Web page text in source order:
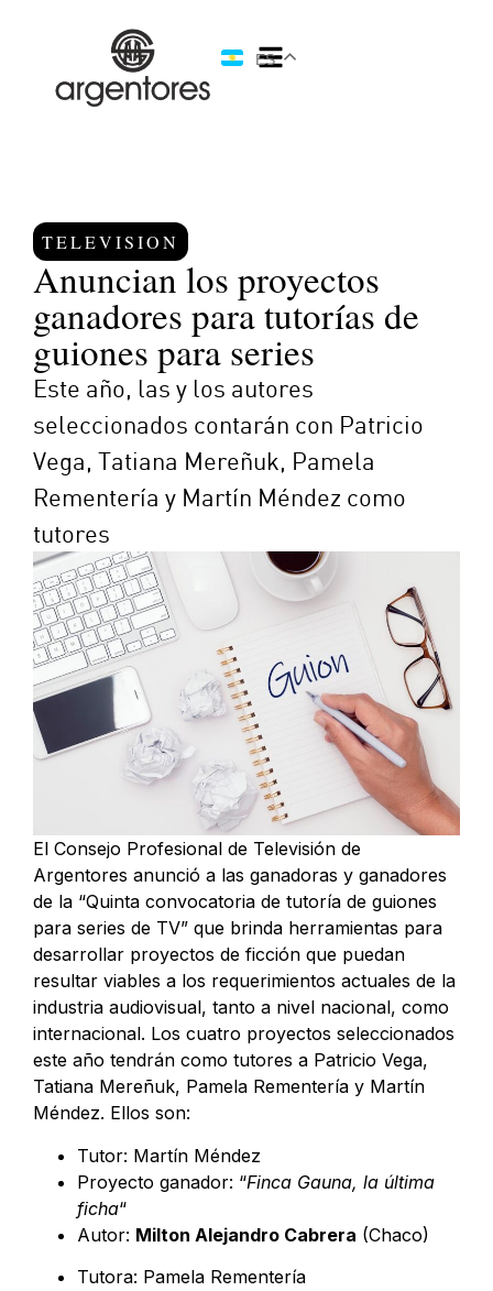
ES
TELEVISION
Anuncian los proyectos
ganadores para tutorías de
guiones para series
Este año, las y los autores
seleccionados contarán con Patricio
Vega, Tatiana Mereñuk, Pamela
Rementería y Martín Méndez como
tutores
El Consejo Profesional de Televisión de
Argentores anunció a las ganadoras y ganadores
de la “Quinta convocatoria de tutoría de guiones
para series de TV” que brinda herramientas para
desarrollar proyectos de ficción que puedan
resultar viables a los requerimientos actuales de la
industria audiovisual, tanto a nivel nacional, como
internacional. Los cuatro proyectos seleccionados
este año tendrán como tutores a Patricio Vega,
Tatiana Mereñuk, Pamela Rementería y Martín
Méndez. Ellos son:
Tutor: Martín Méndez
Proyecto ganador: “Finca Gauna, la última
ficha“
Autor: Milton Alejandro Cabrera (Chaco)
Tutora: Pamela Rementería